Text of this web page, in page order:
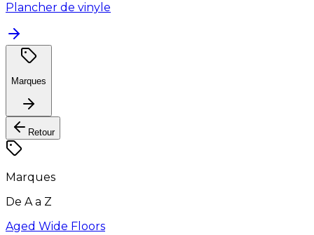
Plancher de vinyle
Marques
Retour
Marques
De A a Z
Aged Wide Floors